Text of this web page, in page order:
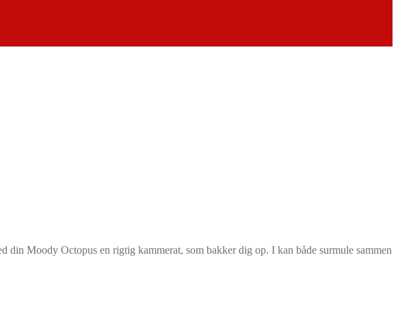
din Moody Octopus en rigtig kammerat, som bakker dig op. I kan både surmule sammen